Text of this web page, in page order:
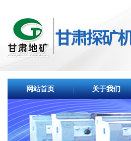
网站首页 关于我们